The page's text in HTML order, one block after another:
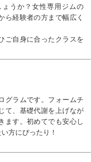
うか？女性専用ジムの
ら経験者の方まで幅広く
ご自身に合ったクラスを
グラムです。フォームチ
て、基礎代謝を上げなが
ます。初めてでも安心し
方にぴったり！